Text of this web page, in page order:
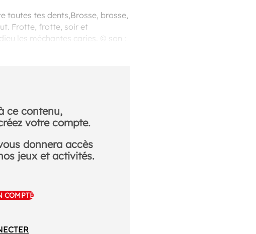
toutes tes dents,Brosse, brosse,
Frotte, frotte, soir et
les méchantes caries. © son :
ce contenu,
votre compte.
donnera accès
jeux et activités.
COMPTE